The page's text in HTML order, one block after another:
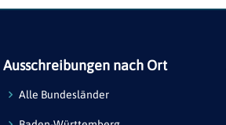
Ausschreibungen nach Ort
Alle Bundesländer